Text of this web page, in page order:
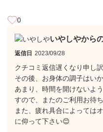
0
いやしやから
返信日 2023/09/28
クチコミ返信遅くなり申し
その後、お身体の調子はい
あまり、時間を開けないよ
すので、またのご利用お待
また、疲れ具合によっては
に仰って下さい😊